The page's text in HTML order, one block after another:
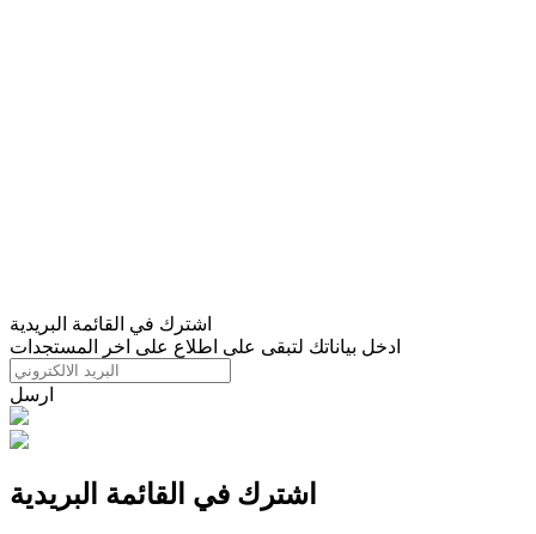
اشترك في القائمة البريدية
ادخل بياناتك لتبقى على اطلاع على اخر المستجدات
ارسل
اشترك في القائمة البريدية